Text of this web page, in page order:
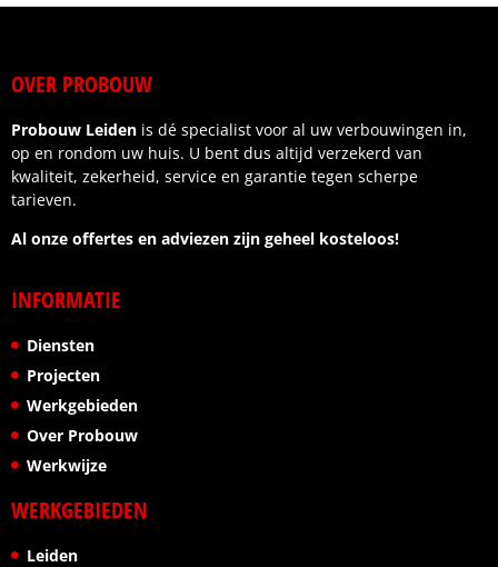
afspraken werden nagekomen.
het gevoel dat je als klant centraal staat. Wij zijn
Ik kan deze aannemer dan ook van harte
aanbevelen aan iedereen die op zoek is naar
kwaliteit, vakmanschap en een fijne samenwerking.
OVER PROBOUW
Probouw Leiden is dé specialist voor al uw verbouwingen in,
op en rondom uw huis. U bent dus altijd verzekerd van
kwaliteit, zekerheid, service en garantie tegen scherpe
tarieven.
Al onze offertes en adviezen zijn geheel kosteloos!
INFORMATIE
Diensten
Projecten
Werkgebieden
Over Probouw
Werkwijze
WERKGEBIEDEN
Leiden